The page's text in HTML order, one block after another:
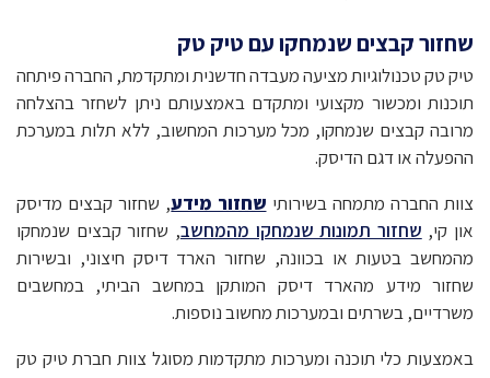
שחזור קבצים שנמחקו עם טיק טק
טיק טק טכנולוגיות מציעה מעבדה חדשנית ומתקדמת, החברה פיתחה
תוכנות ומכשור מקצועי ומתקדם באמצעותם ניתן לשחזר בהצלחה
מרובה קבצים שנמחקו, מכל מערכות המחשוב, ללא תלות במערכת
ההפעלה או דגם הדיסק.
צוות החברה מתמחה בשירותי שחזור מידע, שחזור קבצים מדיסק
און קי, שחזור תמונות שנמחקו מהמחשב, שחזור קבצים שנמחקו
מהמחשב בטעות או בכוונה, שחזור הארד דיסק חיצוני, ובשירות
שחזור מידע מהארד דיסק המותקן במחשב הביתי, במחשבים
משרדיים, בשרתים ובמערכות מחשוב נוספות.
באמצעות כלי תוכנה ומערכות מתקדמות מסוגל צוות חברת טיק טק